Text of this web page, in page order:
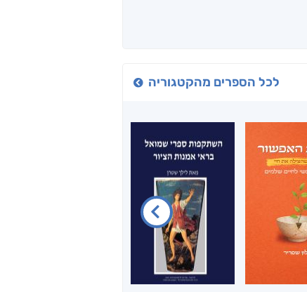
לכל הספרים מהקטגוריה